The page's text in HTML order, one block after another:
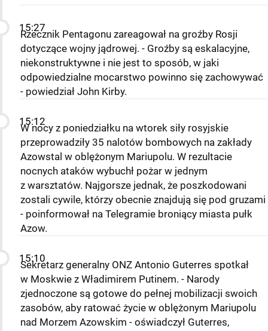
15:27
Rzecznik Pentagonu zareagował na groźby Rosji
dotyczące wojny jądrowej. - Groźby są eskalacyjne,
niekonstruktywne i nie jest to sposób, w jaki
odpowiedzialne mocarstwo powinno się zachowywać
- powiedział John Kirby.
15:12
W nocy z poniedziałku na wtorek siły rosyjskie
przeprowadziły 35 nalotów bombowych na zakłady
Azowstal w oblężonym Mariupolu. W rezultacie
nocnych ataków wybuchł pożar w jednym
z warsztatów. Najgorsze jednak, że poszkodowani
zostali cywile, którzy obecnie znajdują się pod gruzami
- poinformował na Telegramie broniący miasta pułk
Azow.
15:10
Sekretarz generalny ONZ Antonio Guterres spotkał
w Moskwie z Władimirem Putinem. - Narody
zjednoczone są gotowe do pełnej mobilizacji swoich
zasobów, aby ratować życie w oblężonym Mariupolu
nad Morzem Azowskim - oświadczył Guterres,